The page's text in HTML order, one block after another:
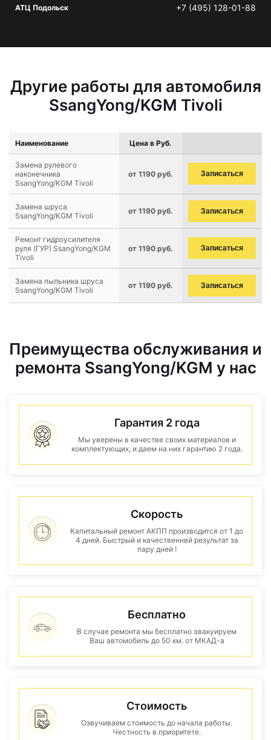
АТЦ Подольск +7 (495) 128-01-88
Другие работы для автомобиля
SsangYong/KGM Tivoli
Наименование Цена в Руб.
Замена рулевого
наконечника
SsangYong/KGM Tivoli
от 1190 руб. Записаться
Замена шруса
SsangYong/KGM Tivoli
от 1190 руб. Записаться
Ремонт гидроусилителя
руля (ГУР) SsangYong/KGM
Tivoli
от 1190 руб. Записаться
Замена пыльника шруса
SsangYong/KGM Tivoli
от 1190 руб. Записаться
Преимущества обслуживания и
ремонта SsangYong/KGM у нас
Гарантия 2 года
Мы уверены в качестве своих материалов и
комплектующих, и даем на них гарантию 2 года.
Скорость
Капитальный ремонт АКПП производится от 1 до
4 дней. Быстрый и качественнвй результат за
пару дней !
Бесплатно
В случае ремонта мы бесплатно эвакуируем
Ваш автомобиль до 50 км. от МКАД-а
Стоимость
Озвучиваем стоимость до начала работы.
Честность в приоритете.